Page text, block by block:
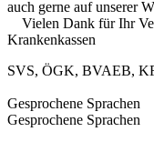
auch gerne auf
Vielen Dank für Ihr
Krankenkassen
SVS, ÖGK, BVAEB,
Gesprochene Sprachen
Gesprochene Sprachen